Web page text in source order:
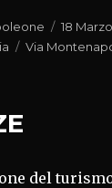
il
18
Tag
Via
del